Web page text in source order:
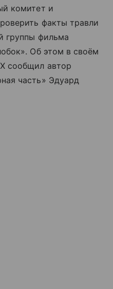
комитет и
факты травли
группы фильма
Об этом в своём
сообщил автор
часть» Эдуард